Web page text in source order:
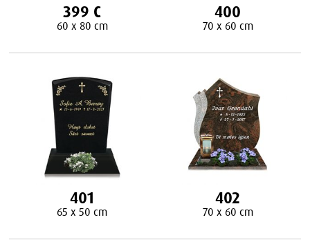
399 C
60 x 80 cm
400
70 x 60 cm
401
65 x 50 cm
402
70 x 60 cm